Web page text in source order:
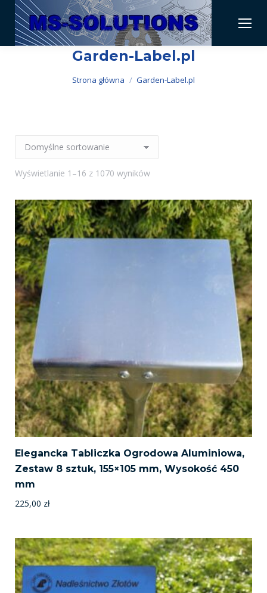
Garden-Label.pl
Jesteś tutaj:
Strona główna Garden-Label.pl
Wyświetlanie 1–16 z 1070 wyników
Elegancka Tabliczka Ogrodowa Aluminiowa,
Zestaw 8 sztuk, 155×105 mm, Wysokość 450
mm
225,00 zł